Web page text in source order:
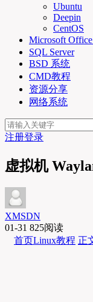
Ubuntu
Deepin
CentOS
Microsoft
SQL Server
BSD 系统
CMD教程
资源分享
网络系统
注册登录
虚拟机
XMSDN
01-31 825阅读
首页Linux教程 正